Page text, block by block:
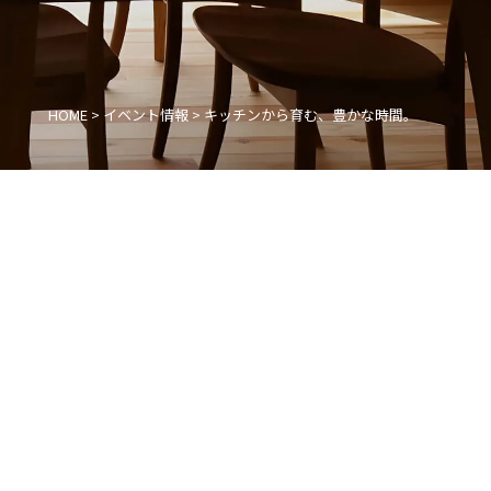
HOME> イベント情報> キッチンから育む、豊かな時間。